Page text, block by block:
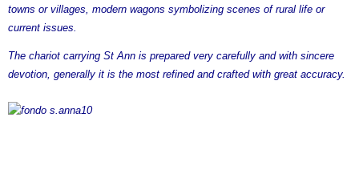
towns or villages, modern wagons symbolizing scenes of rural life or
current issues.
The chariot carrying St Ann is prepared very carefully and with sincere
devotion, generally it is the most refined and crafted with great accuracy.